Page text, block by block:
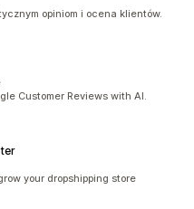
opiniom i ocena klientów.
Customer Reviews with AI.
your dropshipping store